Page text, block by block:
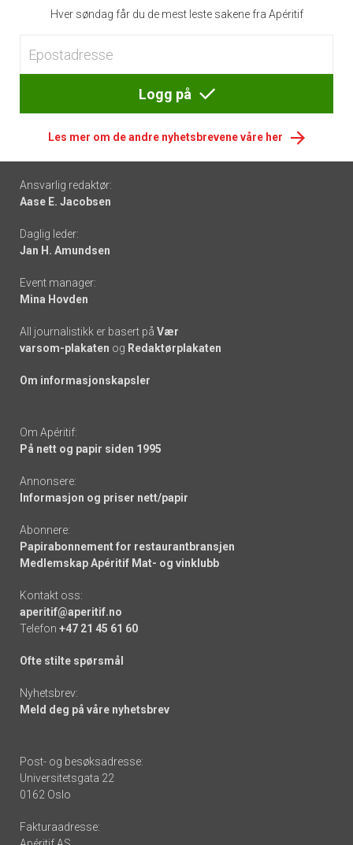
Hver søndag får du de mest leste sakene fra Apéritif
Logg på
Les mer om de andre nyhetsbrevene våre her
Footer
-
links
Ansvarlig redaktør:
Aase E. Jacobsen
Daglig leder:
Jan H. Amundsen
Event manager:
Mina Hovden
All journalistikk er basert på Vær
varsom-plakaten og Redaktørplakaten
Om informasjonskapsler
Om Apéritif:
På nett og papir siden 1995
Annonsere:
Informasjon og priser nett/papir
Abonnere:
Papirabonnement for restaurantbransjen
Medlemskap Apéritif Mat- og vinklubb
Kontakt oss:
aperitif@aperitif.no
Telefon +47 21 45 61 60
Ofte stilte spørsmål
Nyhetsbrev:
Meld deg på våre nyhetsbrev
Post- og besøksadresse:
Universitetsgata 22
0162 Oslo
Fakturaadresse: